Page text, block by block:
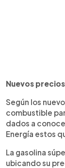
Nuevos
Según los
combustible
dados a
Energía estos
La gasolina
ubicando su